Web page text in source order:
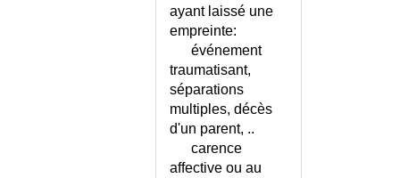
BOUCHE (MALADIES DE LA)
BOUCHE À BOUCHE
BOUCHON DE CERUMEN
BOWEN (MALADIE DE)
ayant laissé une
empreinte:
événement
traumatisant,
séparations
multiples, décès
d'un parent, ..
carence
affective ou au